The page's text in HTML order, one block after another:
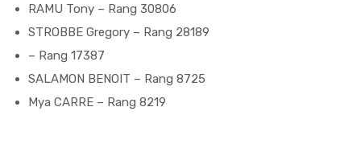
RAMU Tony – Rang 30806
STROBBE Gregory – Rang 28189
– Rang 17387
SALAMON BENOIT – Rang 8725
Mya CARRE – Rang 8219